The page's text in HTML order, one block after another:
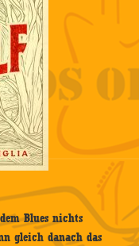
Blues nichts
gleich danach das